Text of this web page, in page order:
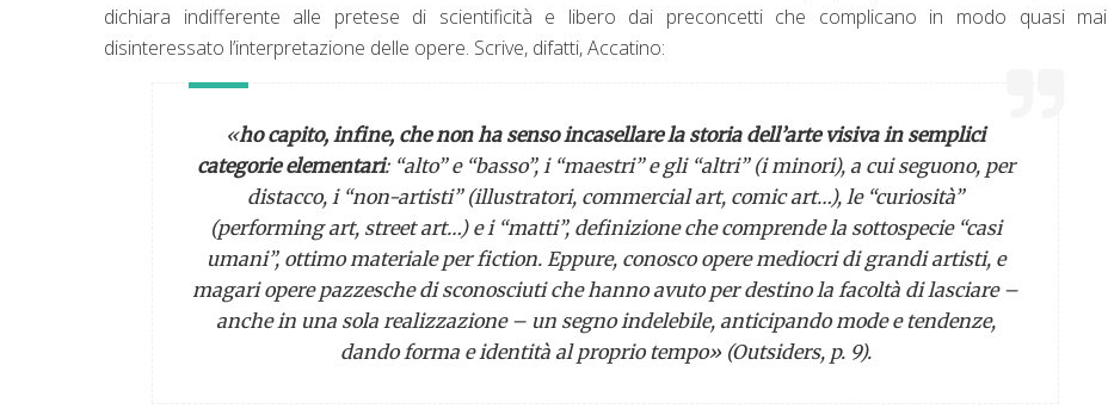
dichiara indifferente alle pretese di scientificità e libero dai preconcetti che complicano in modo quasi mai
disinteressato l’interpretazione delle opere. Scrive, difatti, Accatino:
«ho capito, infine, che non ha senso incasellare la storia dell’arte visiva in semplici
categorie elementari: “alto” e “basso”, i “maestri” e gli “altri” (i minori), a cui seguono, per
distacco, i “non-artisti” (illustratori, commercial art, comic art…), le “curiosità”
(performing art, street art…) e i “matti”, definizione che comprende la sottospecie “casi
umani”, ottimo materiale per fiction. Eppure, conosco opere mediocri di grandi artisti, e
magari opere pazzesche di sconosciuti che hanno avuto per destino la facoltà di lasciare –
anche in una sola realizzazione – un segno indelebile, anticipando mode e tendenze,
dando forma e identità al proprio tempo» (Outsiders, p. 9).